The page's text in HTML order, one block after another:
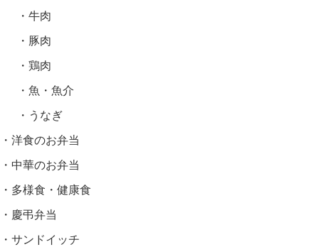
牛肉
豚肉
鶏肉
魚・魚介
うなぎ
洋食のお弁当
中華のお弁当
多様食・健康食
慶弔弁当
サンドイッチ